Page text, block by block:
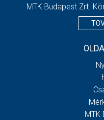
MTK Budapest Zrt.
MTK